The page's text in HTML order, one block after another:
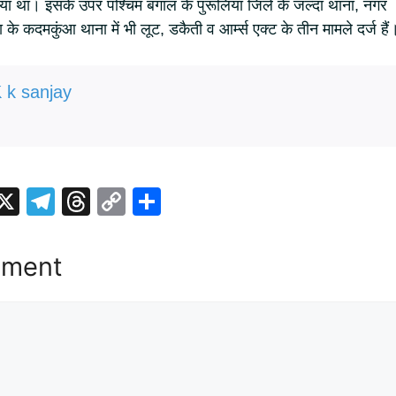
था। इसके उपर पश्चिम बंगाल के पुरूलिया जिले के जल्दा थाना, नगर
के कदमकुंआ थाना में भी लूट, डकैती व आर्म्स एक्ट के तीन मामले दर्ज
k sanjay
X
T
e
gr
T
C